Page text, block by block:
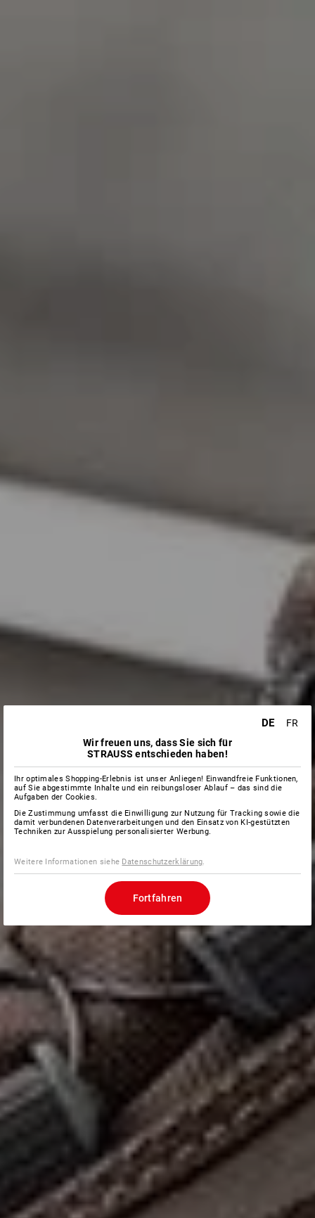
DE
FR
Wir freuen uns, dass Sie sich für
STRAUSS entschieden haben!
Ihr optimales Shopping-Erlebnis ist unser Anliegen! Einwandfreie Funktionen,
auf Sie abgestimmte Inhalte und ein reibungsloser Ablauf – das sind die
Aufgaben der Cookies.
Die Zustimmung umfasst die Einwilligung zur Nutzung für Tracking sowie die
damit verbundenen Datenverarbeitungen und den Einsatz von KI-gestützten
Techniken zur Ausspielung personalisierter Werbung.
Weitere Informationen siehe Datenschutzerklärung.
Fortfahren